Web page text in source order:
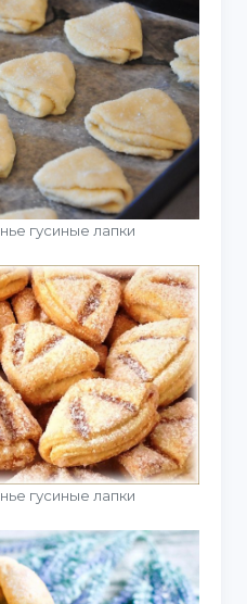
гусиные лапки
гусиные лапки